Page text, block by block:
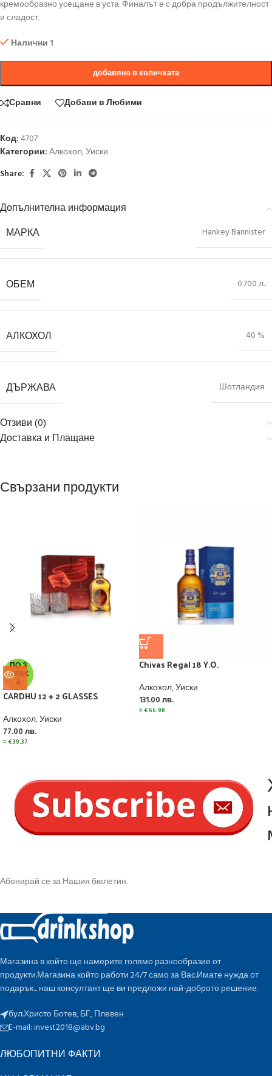
кремообразно усещане в уста. Финалът е с добра продължителност
и сладост.
Налични 1
добавяне в количката
Сравни Добави в Любими
Код: 4707
Категории:Алкохол,Уиски
Share:
Допълнителна информация
МАРКА Hankey Bannister
ОБЕМ 0.700 л.
АЛКОХОЛ 40 %
ДЪРЖАВА Шотландия
Отзиви (0)
Доставка и Плащане
Свързани продукти
ПО З
АЯВК
А
CARDHU 12 + 2 GLASSES
Алкохол,Уиски
77.00 лв.
≈€39.37
Chivas Regal 18 Y.O.
Алкохол,Уиски
131.00 лв.
≈€66.98
Абонирай се за Нашия бюлетин.
Магазина в който ще намерите голямо разнообразие от
продукти.Магазина който работи 24/7 само за Вас.Имате нужда от
подарък... наш консултант ще ви предложи най-доброто решение.
бул.Христо Ботев, БГ, Плевен
E-mail:invest2018@abv.bg
ЛЮБОПИТНИ ФАКТИ